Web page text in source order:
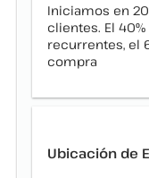
Iniciamos en
clientes. El
recurrentes, el
compra
Ubicación de